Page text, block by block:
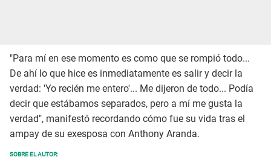
"Para mí en ese momento es como que se rompió todo...
De ahí lo que hice es inmediatamente es salir y decir la
verdad: 'Yo recién me entero'... Me dijeron de todo... Podía
decir que estábamos separados, pero a mí me gusta la
verdad", manifestó recordando cómo fue su vida tras el
ampay de su exesposa con Anthony Aranda.
SOBRE EL AUTOR: